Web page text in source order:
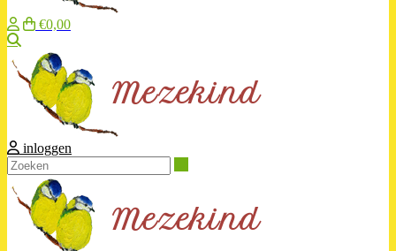
€0,00
inloggen